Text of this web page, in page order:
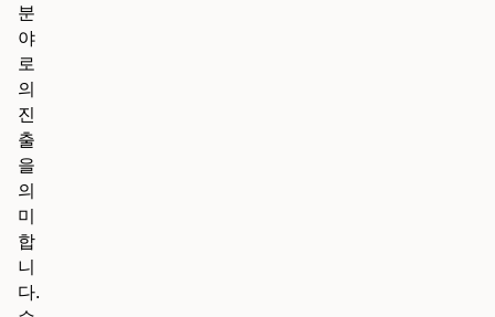
분
야
로
의
진
출
을
의
미
합
니
다.